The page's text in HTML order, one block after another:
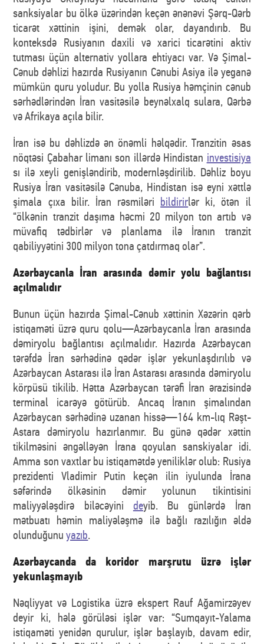
sanksiyalar bu ölkə üzərindən keçən ənənəvi Şərq-Qərb
ticarət xəttinin işini, demək olar, dayandırıb. Bu
konteksdə Rusiyanın daxili və xarici ticarətini aktiv
tutması üçün alternativ yollara ehtiyacı var. Və Şimal-
Cənub dəhlizi hazırda Rusiyanın Cənubi Asiya ilə yeganə
mümkün quru yoludur. Bu yolla Rusiya həmçinin cənub
sərhədlərindən İran vasitəsilə beynəlxalq sulara, Qərbə
və Afrikaya açıla bilir.
İran isə bu dəhlizdə ən önəmli həlqədir. Tranzitin əsas
nöqtəsi Çabahar limanı son illərdə Hindistan investisiya
sı ilə xeyli genişləndirib, modernləşdirilib. Dəhliz boyu
Rusiya İran vasitəsilə Cənuba, Hindistan isə eyni xəttlə
şimala çıxa bilir. İran rəsmiləri bildirirlər ki, ötən il
“ölkənin tranzit daşıma həcmi 20 milyon ton artıb və
müvafiq tədbirlər və planlama ilə İranın tranzit
qabiliyyətini 300 milyon tona çatdırmaq olar”.
Azərbaycanla İran arasında dəmir yolu bağlantısı
açılmalıdır
Bunun üçün hazırda Şimal-Cənub xəttinin Xəzərin qərb
istiqaməti üzrə quru qolu—Azərbaycanla İran arasında
dəmiryolu bağlantısı açılmalıdır. Hazırda Azərbaycan
tərəfdə İran sərhədinə qədər işlər yekunlaşdırılıb və
Azərbaycan Astarası ilə İran Astarası arasında dəmiryolu
körpüsü tikilib. Hətta Azərbaycan tərəfi İran ərazisində
terminal icarəyə götürüb. Ancaq İranın şimalından
Azərbaycan sərhədinə uzanan hissə—164 km-lıq Rəşt-
Astara dəmiryolu hazırlanmır. Bu günə qədər xəttin
tikilməsini əngəlləyən İrana qoyulan sanskiyalar idi.
Amma son vaxtlar bu istiqamətdə yeniliklər olub: Rusiya
prezidenti Vladimir Putin keçən ilin iyulunda İrana
səfərində ölkəsinin dəmir yolunun tikintisini
maliyyələşdirə biləcəyini deyib. Bu günlərdə İran
mətbuatı həmin maliyələşmə ilə bağlı razılığın əldə
olunduğunuyazıb.
Azərbaycanda da koridor marşrutu üzrə işlər
yekunlaşmayıb
Nəqliyyat və Logistika üzrə ekspert Rauf Ağamirzəyev
deyir ki, hələ görüləsi işlər var: “Sumqayıt-Yalama
istiqaməti yenidən qurulur, işlər başlayıb, davam edir,